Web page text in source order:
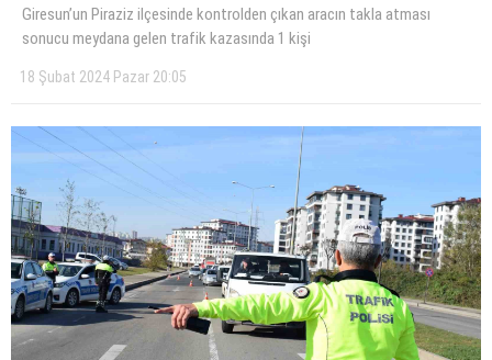
Giresun’un Piraziz ilçesinde kontrolden çıkan aracın takla atması
sonucu meydana gelen trafik kazasında 1 kişi
18 Şubat 2024 Pazar 20:05